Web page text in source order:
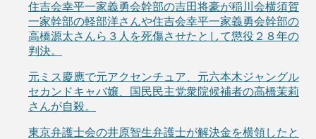
住吉会幸平一家義勇会幹部の吉田将豪が稲川会横須賀
一家幹部の軽部洋さんや住吉会幸平一家義勇会幹部の
高橋源太さんら３人を死傷させたとして懲役２８年の
判決。
元ミス慶應で元アクセンチュア、元六本木ジャングル
セカンドキャバ嬢、国民民主党衆院候補者の高橋茉莉
さんが自殺。
東京弁護士会の井原智生弁護士が解決金を横領したと